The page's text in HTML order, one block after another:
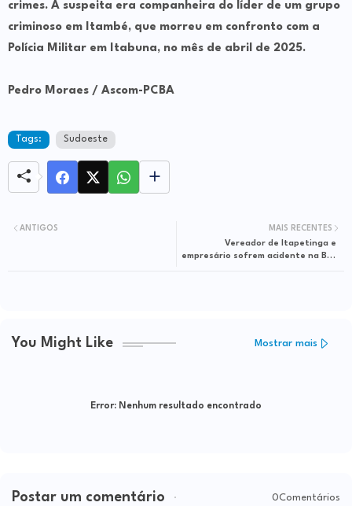
crimes. A suspeita era companheira do líder de um grupo
criminoso em Itambé, que morreu em confronto com a
Polícia Militar em Itabuna, no mês de abril de 2025.
Pedro Moraes / Ascom-PCBA
Tags: Sudoeste
MAIS RECENTES
Vereador de Itapetinga e
empresário sofrem acidente na BR-
ANTIGOS
You Might Like Mostrar mais
Error: Nenhum resultado encontrado
Postar um comentário 0Comentários